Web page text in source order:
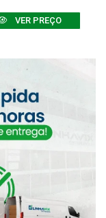
VER PREÇO